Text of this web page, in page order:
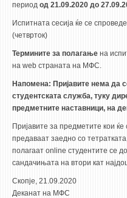
АКТИ
ИНФОРМАЦИИ ОД ЈАВЕН
ЗАВРШНИ СМЕТКИ
ТЕЛЕФОНСКИ ИМЕНИК
ALUMNI MFS
ИЗВЕСТУВАЊА
РЕДОВНИ ПРОФ.
период од 21.09.2020 до
Испитната сесија ќе се
(четврток)
Термините за полагање на
на web страната на МФС.
Напомена: Пријавите нема да
студентската служба, туку
предметните наставници, на
Пријавите за предметите кои
предаваат заедно со
полагаат online студентите се
сандачињата на втори кат
Скопје,
Деканат на МФС